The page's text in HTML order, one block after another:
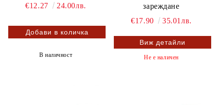
€12.27 24.00лв.
В наличност
зареждане
€17.90
35.01лв.
Виж детайли
Не е наличен